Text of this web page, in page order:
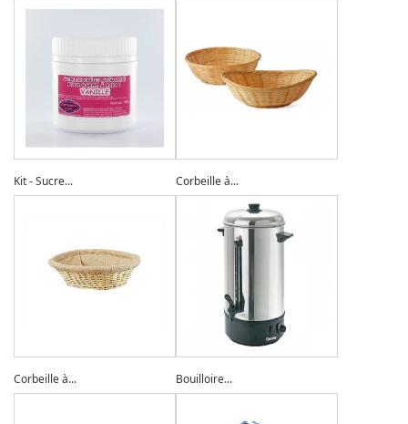
Kit - Sucre... Corbeille à...
Corbeille à... Bouilloire...